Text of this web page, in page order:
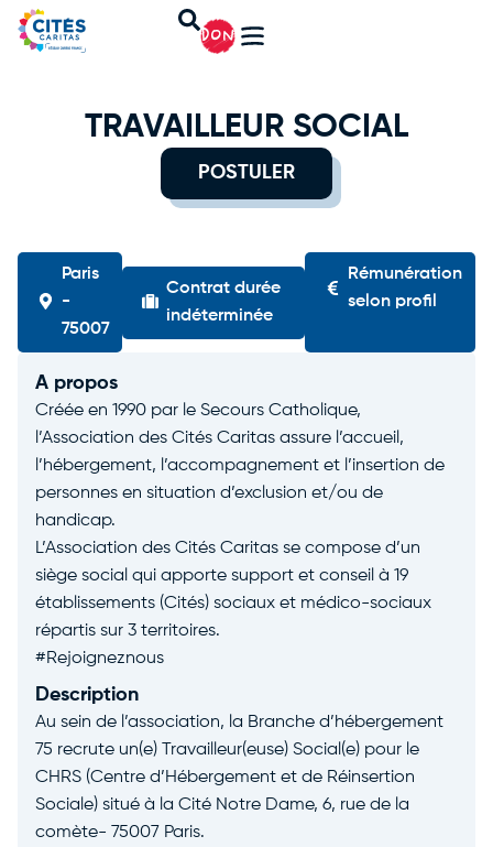
DON
TRAVAILLEUR SOCIAL
POSTULER
Paris
-
75007
Contrat durée
indéterminée
Rémunération
selon profil
A propos
Créée en 1990 par le Secours Catholique,
l’Association des Cités Caritas assure l’accueil,
l’hébergement, l’accompagnement et l’insertion de
personnes en situation d’exclusion et/ou de
handicap.
L’Association des Cités Caritas se compose d’un
siège social qui apporte support et conseil à 19
établissements (Cités) sociaux et médico-sociaux
répartis sur 3 territoires.
#Rejoigneznous
Description
Au sein de l’association, la Branche d’hébergement
75 recrute un(e) Travailleur(euse) Social(e) pour le
CHRS (Centre d’Hébergement et de Réinsertion
Sociale) situé à la Cité Notre Dame, 6, rue de la
comète- 75007 Paris.